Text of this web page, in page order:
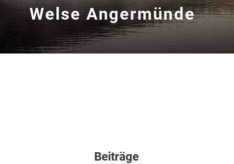
Welse Angermünde
Beiträge